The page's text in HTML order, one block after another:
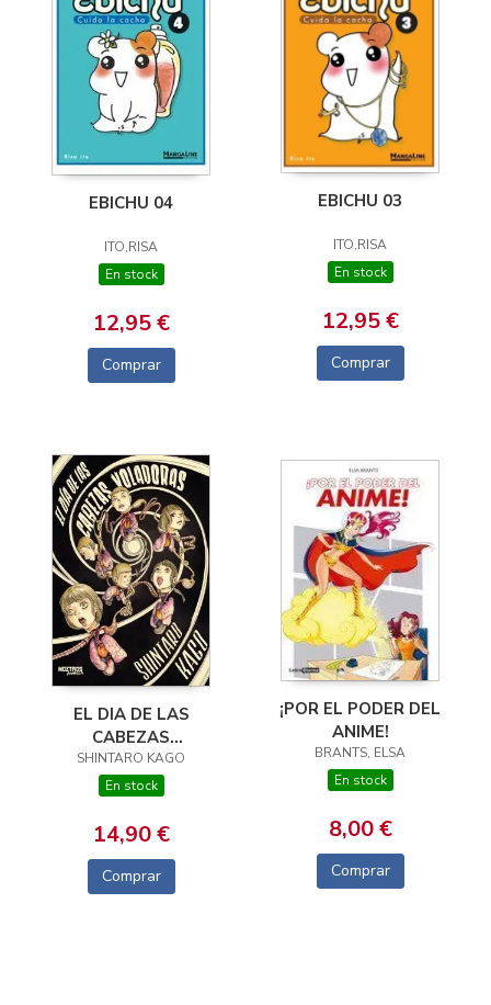
EBICHU 04
ITO,RISA
En stock
12,95 €
Comprar
EBICHU 03
ITO,RISA
En stock
12,95 €
Comprar
EL DIA DE LAS
CABEZAS
VOLADORAS
SHINTARO KAGO
En stock
14,90 €
Comprar
¡POR EL PODER DEL
ANIME!
BRANTS, ELSA
En stock
8,00 €
Comprar